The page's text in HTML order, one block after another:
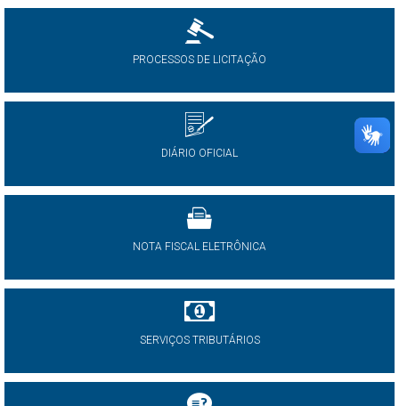
PROCESSOS DE LICITAÇÃO
DIÁRIO OFICIAL
NOTA FISCAL ELETRÔNICA
SERVIÇOS TRIBUTÁRIOS